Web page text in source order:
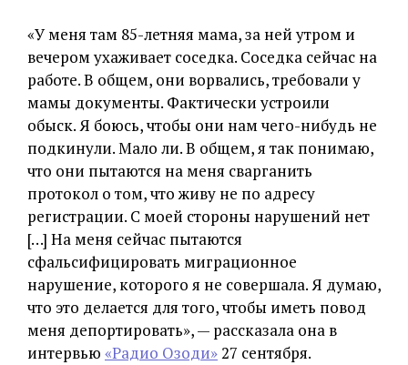
«У меня там 85-летняя мама, за ней утром и
вечером ухаживает соседка. Соседка сейчас на
работе. В общем, они ворвались, требовали у
мамы документы. Фактически устроили
обыск. Я боюсь, чтобы они нам чего-нибудь не
подкинули. Мало ли. В общем, я так понимаю,
что они пытаются на меня сварганить
протокол о том, что живу не по адресу
регистрации. С моей стороны нарушений нет
[…] На меня сейчас пытаются
сфальсифицировать миграционное
нарушение, которого я не совершала. Я думаю,
что это делается для того, чтобы иметь повод
меня депортировать», — рассказала она в
интервью «Радио Озоди»27 сентября.